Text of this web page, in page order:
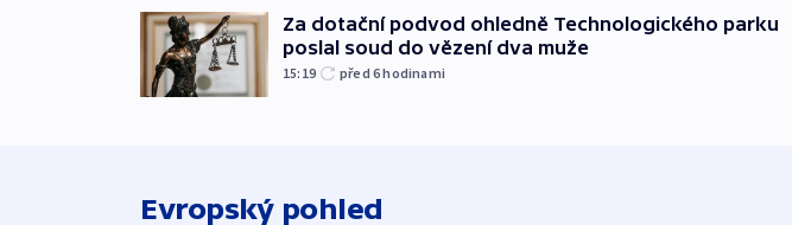
Za dotační podvod ohledně Technologického parku
poslal soud do vězení dva muže
15:19 před 6hodinami
Evropský pohled